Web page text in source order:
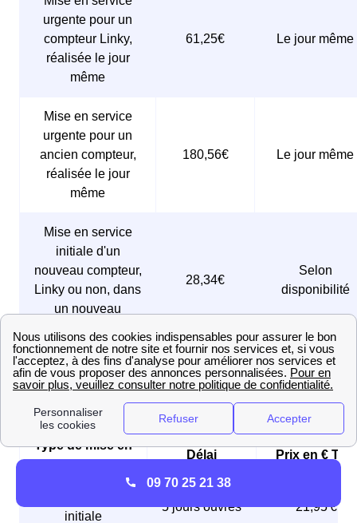
urgente pour un
compteur Linky,
réalisée le jour
même
61,25€ Le jour même
Mise en service
urgente pour un
ancien compteur,
réalisée le jour
même
180,56€ Le jour même
Mise en service
initiale d'un
nouveau compteur,
Linky ou non, dans
un nouveau
28,34€
Selon
disponibilité
Frais et délais de la mise en service du
(prestation GRDF)
Type de mise en
Délai Prix en € TTC
initiale
5 jours ouvrés 21,95 €
09 70 25 21 38